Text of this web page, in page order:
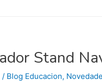
Stand
/ Blog Educacion,